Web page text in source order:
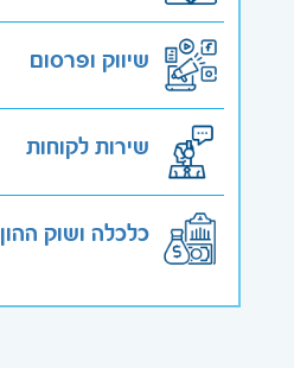
שיווק ופרסום
שירות לקוחות
כלכלה ושוק ההון